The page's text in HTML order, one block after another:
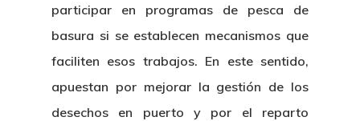
participar en programas de pesca de
basura si se establecen mecanismos que
faciliten esos trabajos. En este sentido,
apuestan por mejorar la gestión de los
desechos en puerto y por el reparto